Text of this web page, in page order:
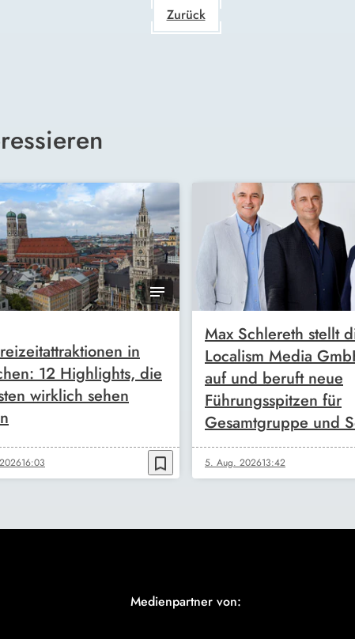
Zurück
in
12 Highlights, die
wirklich sehen
16:03 bookmark_border
Max Schlereth stellt
Localism Media
auf und beruft neue
Führungsspitzen für
Gesamtgruppe und
5. Aug. 202613:42
Medienpartner von: